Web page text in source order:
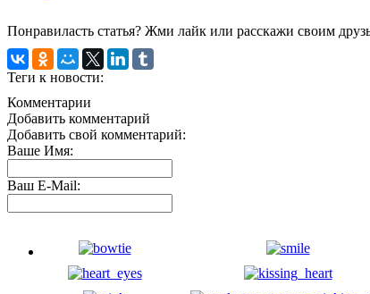
Понравиласть статья? Жми лайк или расскажи своим
Теги к новости:
Комментарии
Добавить комментарий
Добавить свой комментарий:
Ваше Имя:
Ваш E-Mail: